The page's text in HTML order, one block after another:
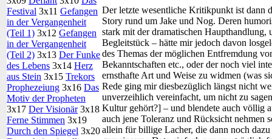
Festival 3x11 Gefangen
in der Vergangenheit
(Teil 1) 3x12 Gefangen
in der Vergangenheit
(Teil 2) 3x13 Der Funke
des Lebens 3x14 Herz
aus Stein 3x15 Trekors
Prophezeiung 3x16 Das
Motiv der Propheten
3x17 Der Visionär3x18
Ferne Stimmen 3x19
Durch den Spiegel 3x20
Der letzte wesentliche Kritikpunkt ist dann
Story rund um Jake und Nog. Deren
stark mit der dramatischen Haupthandlung,
Begleitstück – hätte mir jedoch davon
des Themas der möglichen Entfremdung
Bekanntschaften etc., oder der noch viel
ernsthafte Art und Weise zu widmen (was
Rede ging mir diesbezüglich längst nicht
unverzeihlich vereinfacht, um nicht zu
Kultur gehört?] – und blendete auch völlig
auch jene Toleranz und Rücksicht nehmen
allein für billige Lacher, die dann noch